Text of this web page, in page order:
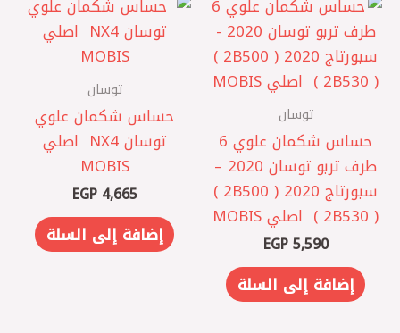
توسان
حساس شكمان علوي 6
طرف تربو توسان 2020 –
سبورتاج 2020 ( 2B500 )
( 2B530 ) ‏ اصلي MOBIS
EGP5,590
إضافة إلى السلة
توسان
حساس شكمان علوي
توسان NX4 ‏ اصلي
MOBIS
EGP4,665
إضافة إلى السلة